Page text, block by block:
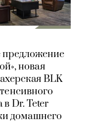
предложение
новая
BLK
в Dr. Teter
домашнего